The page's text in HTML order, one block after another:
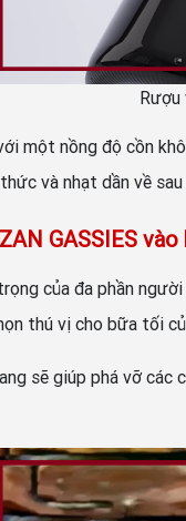
Rượu
một nồng độ cồn
và nhạt dần về
GASSIES
của đa phần
thú vị cho bữa tối
sẽ giúp phá vỡ các